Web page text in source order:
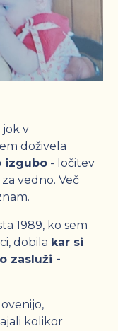
jok v
doživela
izgubo - ločitev
vedno. Več
1989, ko sem
dobila kar si
zasluži -
kolikor